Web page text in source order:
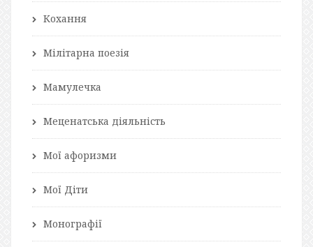
Кохання
Мілітарна поезія
Мамулечка
Меценатська діяльність
Мої афоризми
Мої Діти
Монографії